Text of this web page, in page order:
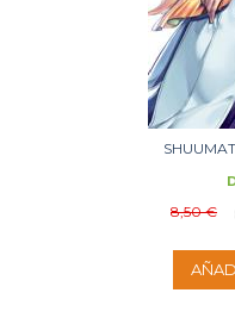
8,50 €